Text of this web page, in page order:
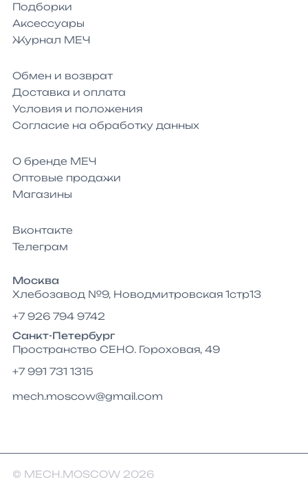
Подборки
Аксессуары
Журнал МЕЧ
Обмен и возврат
Доставка и оплата
Условия и положения
Согласие на обработку данных
О бренде МЕЧ
Оптовые продажи
Магазины
Вконтакте
Телеграм
Москва
Хлебозавод №9, Новодмитровская 1стр13
+7 926 794 9742
Санкт-Петербург
Пространство СЕНО. Гороховая, 49
+7 991 731 1315
mech.moscow@gmail.com
© MECH.MOSCOW 2026